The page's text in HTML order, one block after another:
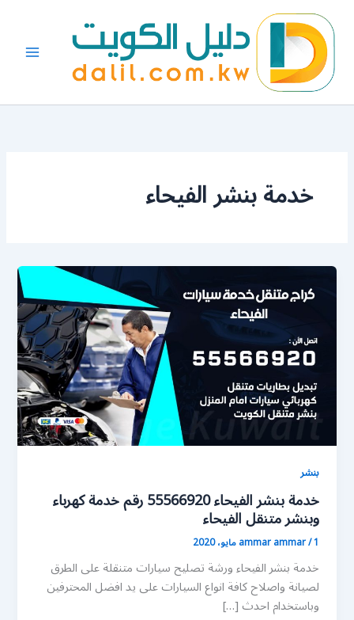
المحتوى
خدمة بنشر الفيحاء
بنشر
خدمة بنشر الفيحاء 55566920 رقم خدمة كهرباء
وبنشر متنقل الفيحاء
ammar ammar/1 مايو، 2020
خدمة بنشر الفيحاء ورشة تصليح سيارات متنقلة على الطرق
لصيانة واصلاح كافة انواع السيارات على يد افضل المحترفين
وباستخدام احدث […]